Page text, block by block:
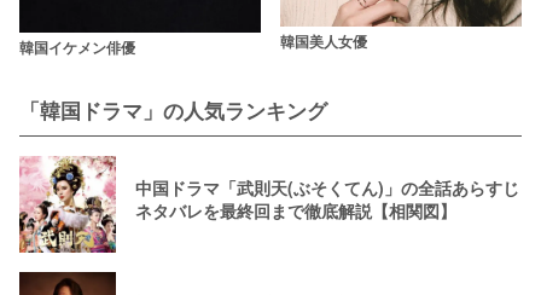
韓国イケメン俳優 韓国美人女優
「韓国ドラマ」の人気ランキング
中国ドラマ「武則天(ぶそくてん)」の全話あらすじ
ネタバレを最終回まで徹底解説【相関図】